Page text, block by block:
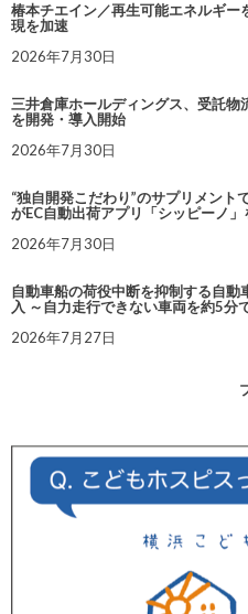
椿本チエイン／再生可能エネルギ
現を加速
2026年7月30日
三井倉庫ホールディングス、受託物
を開発・導入開始
2026年7月30日
“独自開発こだわり”のサプリメント
がEC自動出荷アプリ「シッピーノ」
2026年7月30日
自動車船の荷役中断を抑制する自
入 ～自力走行できない車両を約5分
2026年7月27日